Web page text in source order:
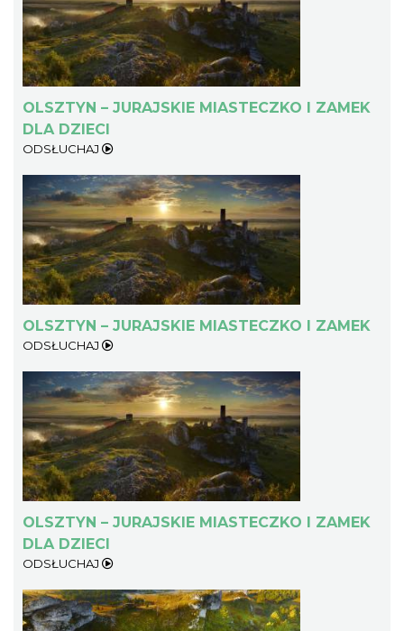
OLSZTYN – JURAJSKIE MIASTECZKO I ZAMEK
DLA DZIECI
ODSŁUCHAJ
OLSZTYN – JURAJSKIE MIASTECZKO I ZAMEK
ODSŁUCHAJ
OLSZTYN – JURAJSKIE MIASTECZKO I ZAMEK
DLA DZIECI
ODSŁUCHAJ